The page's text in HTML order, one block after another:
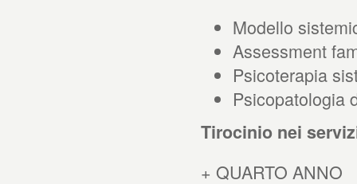
Modello
Assessment
Psicoterapia
Psicopatologia
Tirocinio nei
+ QUARTO ANNO